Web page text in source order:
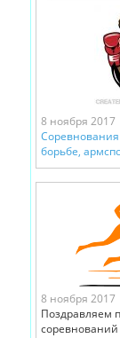
8 ноября 2017
Соревнования
борьбе,
8 ноября 2017
Поздравляем
соревнований